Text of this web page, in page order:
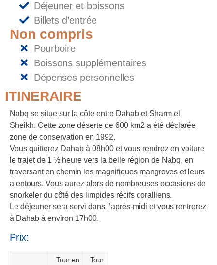
Déjeuner et boissons
Billets d’entrée
Non compris
Pourboire
Boissons supplémentaires
Dépenses personnelles
ITINERAIRE
Nabq se situe sur la côte entre Dahab et Sharm el
Sheikh. Cette zone déserte de 600 km2 a été déclarée
zone de conservation en 1992.
Vous quitterez Dahab à 08h00 et vous rendrez en voiture
le trajet de 1 ½ heure vers la belle région de Nabq, en
traversant en chemin les magnifiques mangroves et leurs
alentours. Vous aurez alors de nombreuses occasions de
snorkeler du côté des limpides récifs coralliens.
Le déjeuner sera servi dans l’après-midi et vous rentrerez
à Dahab à environ 17h00.
Prix:
Tour en
Tour